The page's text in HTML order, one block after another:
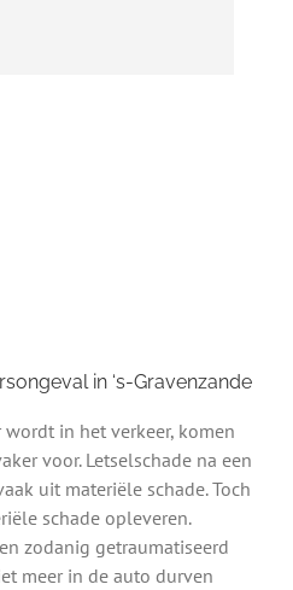
in ‘s-Gravenzande
in het verkeer, komen
voor. Letselschade na een
uit materiële schade. Toch
schade opleveren.
zodanig getraumatiseerd
meer in de auto durven